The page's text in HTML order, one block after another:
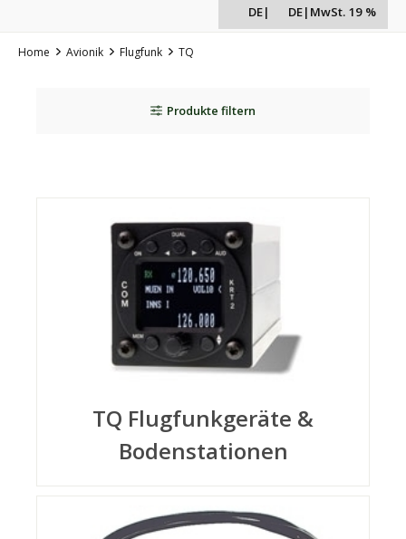
DE| DE| MwSt. 19 %
Home Avionik Flugfunk TQ
Produkte filtern
TQ Flugfunkgeräte &
Bodenstationen